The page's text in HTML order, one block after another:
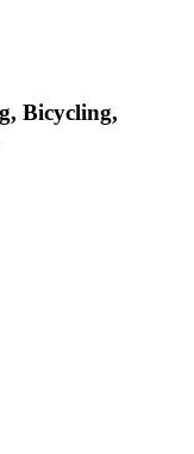
Bicycling,